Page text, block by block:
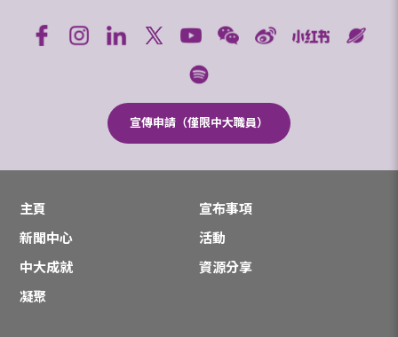
宣傳申請（僅限中大職員）
主頁
宣布事項
新聞中心
活動
中大成就
資源分享
凝聚